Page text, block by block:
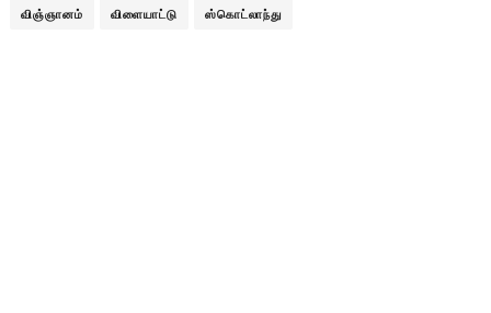
விஞ்ஞானம் விளையாட்டு ஸ்கொட்லாந்து